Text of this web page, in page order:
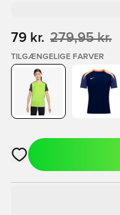
79 kr. 279,95 kr.
TILGÆNGELIGE FARVER
Åbner en Modal til at